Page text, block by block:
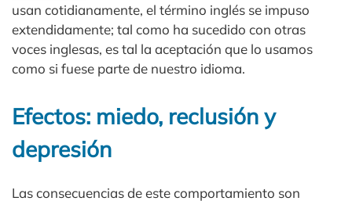
usan cotidianamente, el término inglés se impuso
extendidamente; ​tal como ha sucedido con otras
voces inglesas, es tal la aceptación que lo usamos
como si fuese parte de nuestro idioma.
Efectos: miedo, reclusión y
depresión
Las consecuencias de este comportamiento son